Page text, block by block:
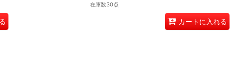
在庫数30点
カートに入れる